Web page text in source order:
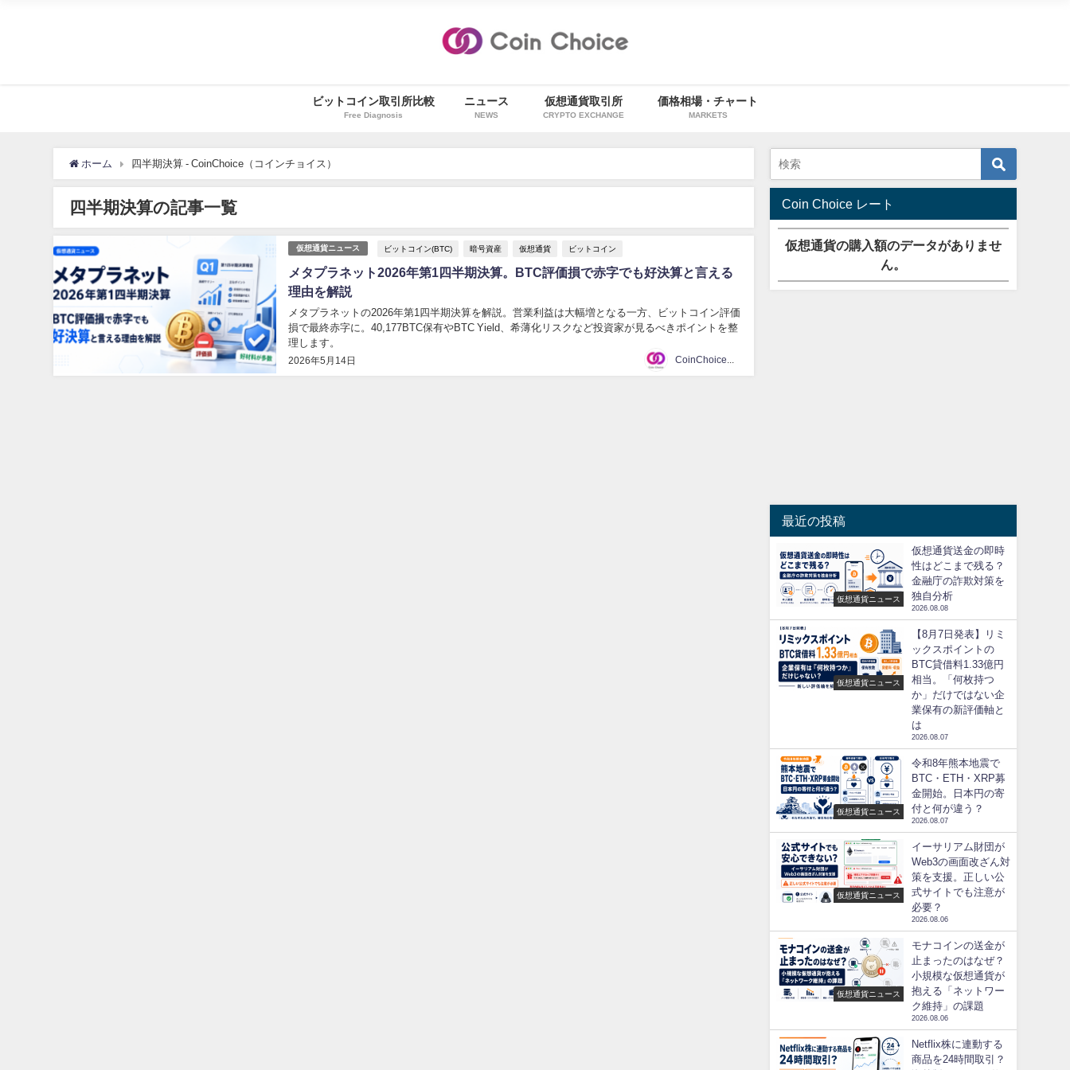
ビットコイン取引所比較
Free Diagnosis
ニュース
NEWS
仮想通貨取引所
CRYPTO EXCHANGE
価格相場・チャート
MARKETS
ホーム 四半期決算 - CoinChoice（コインチョイス）
四半期決算の記事一覧
仮想通貨ニュース ビットコイン(BTC) 暗号資産 仮想通貨 ビットコイン
メタプラネット2026年第1四半期決算。BTC評価損で赤字でも好決算と言える
理由を解説
2026年5月14日
メタプラネットの2026年第1四半期決算を解説。営業利益は大幅増となる一方、ビットコイン評価
損で最終赤字に。40,177BTC保有やBTC Yield、希薄化リスクなど投資家が見るべきポイントを整
理します。
Coin Choice レート
仮想通貨の購入額のデータがありませ
ん。
最近の投稿
仮想通貨ニュース
仮想通貨送金の即時
性はどこまで残る？
金融庁の詐欺対策を
独自分析
2026.08.08
仮想通貨ニュース
【8月7日発表】リミ
ックスポイントの
BTC貸借料1.33億円
相当。「何枚持つ
か」だけではない企
業保有の新評価軸と
は
2026.08.07
仮想通貨ニュース
令和8年熊本地震で
BTC・ETH・XRP募
金開始。日本円の寄
付と何が違う？
2026.08.07
仮想通貨ニュース
イーサリアム財団が
Web3の画面改ざん対
策を支援。正しい公
式サイトでも注意が
必要？
2026.08.06
仮想通貨ニュース
モナコインの送金が
止まったのはなぜ？
小規模な仮想通貨が
抱える「ネットワー
ク維持」の課題
2026.08.06
Netflix株に連動する
商品を24時間取引？